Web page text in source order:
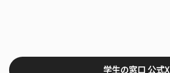
学生の窓口 公式X